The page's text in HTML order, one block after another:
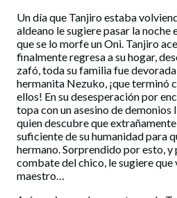
Un día que Tanjiro estaba
aldeano le sugiere pasar la noche
que se lo morfe un Oni. Tanjiro
finalmente regresa a su hogar,
zafó, toda su familia fue
hermanita Nezuko, ¡que terminó
ellos! En su desesperación por
topa con un asesino de demonios
quien descubre que
suficiente de su humanidad para
hermano. Sorprendido por esto,
combate del chico, le sugiere que
maestro…